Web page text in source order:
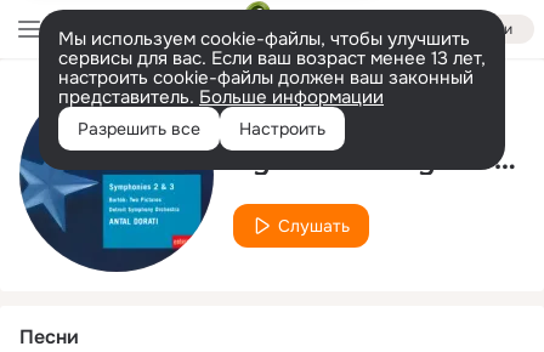
Войти
Мы используем cookie-файлы, чтобы улучшить
сервисы для вас. Если ваш возраст менее 13 лет,
настроить cookie-файлы должен ваш законный
представитель. Больше информации
Разрешить все Настроить
Исполнитель
Ryszard Karcykowski
Слушать
Песни